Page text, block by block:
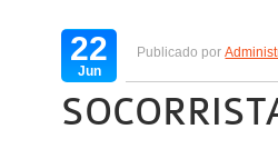
22
Jun
Publicado por